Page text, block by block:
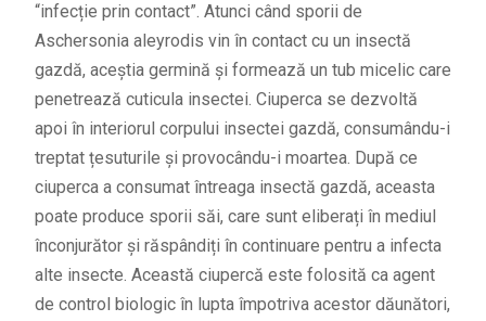
“infecție prin contact”. Atunci când sporii de
Aschersonia aleyrodis vin în contact cu un insectă
gazdă, aceștia germină și formează un tub micelic care
penetrează cuticula insectei. Ciuperca se dezvoltă
apoi în interiorul corpului insectei gazdă, consumându-i
treptat țesuturile și provocându-i moartea. După ce
ciuperca a consumat întreaga insectă gazdă, aceasta
poate produce sporii săi, care sunt eliberați în mediul
înconjurător și răspândiți în continuare pentru a infecta
alte insecte. Această ciupercă este folosită ca agent
de control biologic în lupta împotriva acestor dăunători,